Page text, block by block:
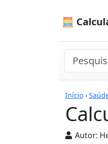
🧮
Início ›
Autor: